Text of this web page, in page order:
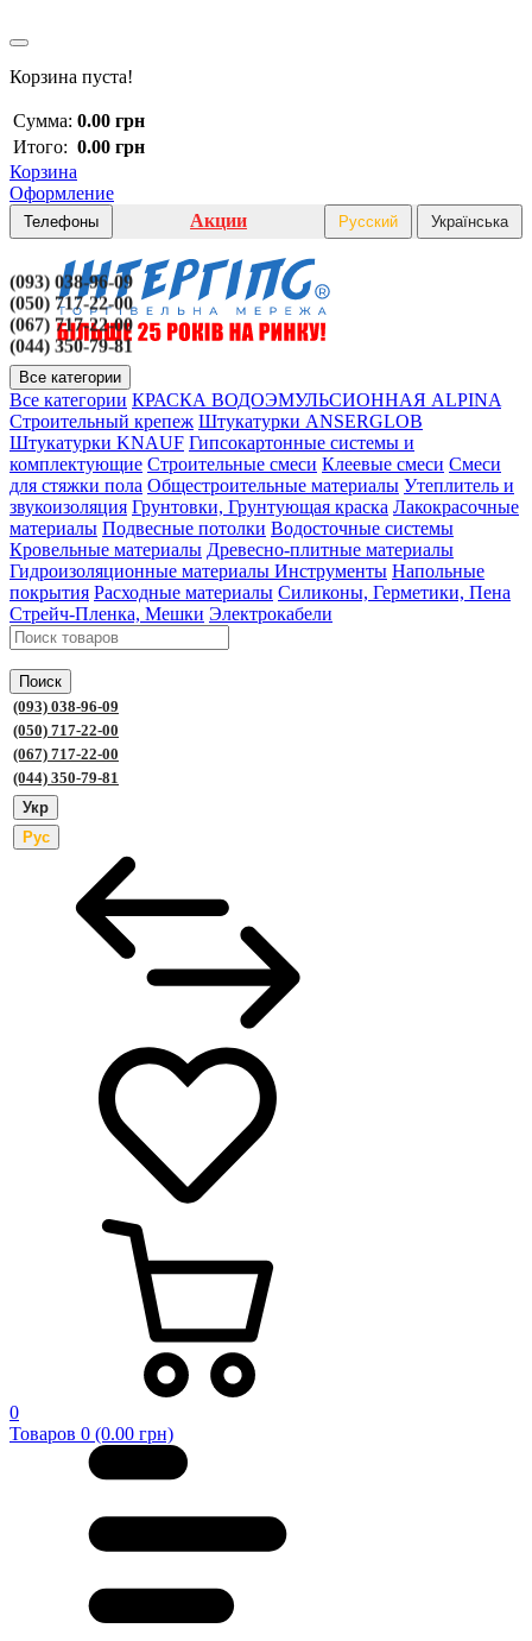
Корзина пуста!
Сумма: 0.00 грн
Итого: 0.00 грн
Корзина
Оформление
Телефоны
(093) 038-96-09
(050) 717-22-00
(067) 717-22-00
(044) 350-79-81
Акции Русский Українська
Все категории
Все категории КРАСКА ВОДОЭМУЛЬСИОННАЯ ALPINA
Строительный крепеж Штукатурки ANSERGLOB
Штукатурки KNAUF Гипсокартонные системы и
комплектующие Строительные смеси Клеевые смеси Смеси
для стяжки пола Общестроительные материалы Утеплитель и
звукоизоляция Грунтовки, Грунтующая краска Лакокрасочные
материалы Подвесные потолки Водосточные системы
Кровельные материалы Древесно-плитные материалы
Гидроизоляционные материалы Инструменты Напольные
покрытия Расходные материалы Силиконы, Герметики, Пена
Стрейч-Пленка, Мешки Электрокабели
Поиск
(093) 038-96-09
(050) 717-22-00
(067) 717-22-00
(044) 350-79-81
Укр
Рус
0
Товаров 0 (0.00 грн)